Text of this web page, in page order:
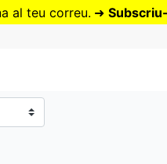
Vés
al teu correu. ➜